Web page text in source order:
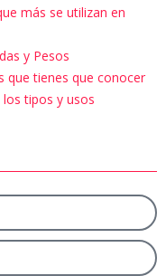
más se utilizan en
y Pesos
que tienes que conocer
los tipos y usos